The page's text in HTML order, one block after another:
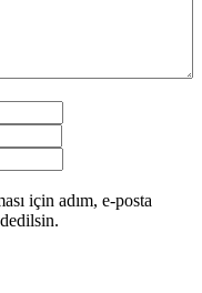
için adım, e-posta